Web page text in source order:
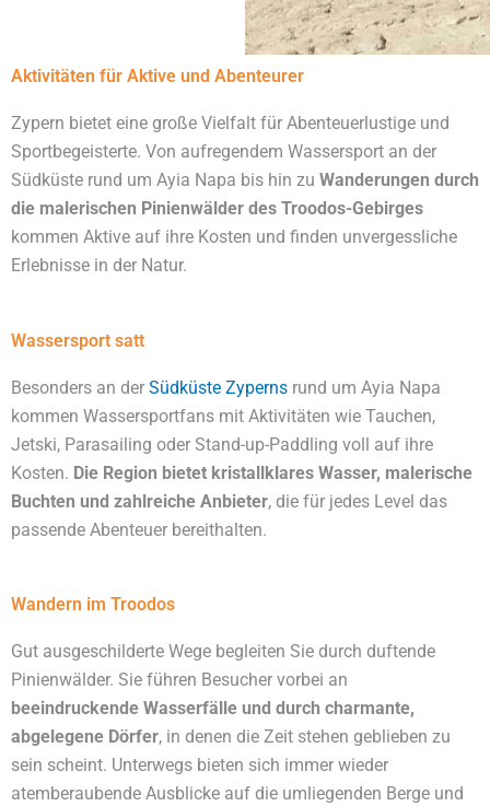
Aktivitäten für Aktive und Abenteurer
Zypern bietet eine große Vielfalt für Abenteuerlustige und
Sportbegeisterte. Von aufregendem Wassersport an der
Südküste rund um Ayia Napa bis hin zu Wanderungen durch
die malerischen Pinienwälder des Troodos-Gebirges
kommen Aktive auf ihre Kosten und finden unvergessliche
Erlebnisse in der Natur.
Wassersport satt
Besonders an der Südküste Zyperns rund um Ayia Napa
kommen Wassersportfans mit Aktivitäten wie Tauchen,
Jetski, Parasailing oder Stand-up-Paddling voll auf ihre
Kosten. Die Region bietet kristallklares Wasser, malerische
Buchten und zahlreiche Anbieter, die für jedes Level das
passende Abenteuer bereithalten.
Wandern im Troodos
Gut ausgeschilderte Wege begleiten Sie durch duftende
Pinienwälder. Sie führen Besucher vorbei an
beeindruckende Wasserfälle und durch charmante,
abgelegene Dörfer, in denen die Zeit stehen geblieben zu
sein scheint. Unterwegs bieten sich immer wieder
atemberaubende Ausblicke auf die umliegenden Berge und